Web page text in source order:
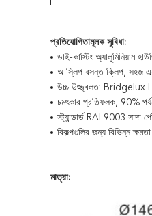
প্রতিযোগিতামূলক সুবিধা:
ডাই-কাস্টিং অ্যালুমিনিয়াম
অ স্লিপ বসন্ত ক্লিপ, সহজ
উচ্চ উজ্জ্বলতা Bridgelux
চমৎকার প্রতিফলক, 90%
স্ট্যান্ডার্ড RAL9003 সাদা
বিকল্পগুলির জন্য বিভিন্ন ক্ষমতা
মাত্রা: